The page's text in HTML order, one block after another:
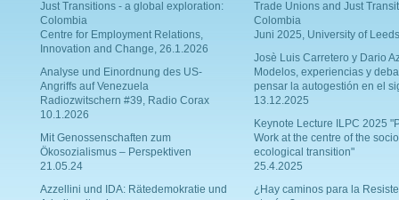
Just Transitions - a global exploration:
Colombia
Centre for Employment Relations,
Innovation and Change, 26.1.2026
Analyse und Einordnung des US-
Angriffs auf Venezuela
Radiozwitschern #39, Radio Corax
10.1.2026
Mit Genossenschaften zum
Ökosozialismus – Perspektiven
21.05.24
Azzellini und IDA: Rätedemokratie und
Trade Unions and Just
Colombia
Juni 2025, University of Leeds
Josè Luis Carretero y Dario
Modelos, experiencias y
pensar la autogestión en el
13.12.2025
Keynote Lecture ILPC 2025
Work at the centre of the
ecological transition"
25.4.2025
¿Hay caminos para la